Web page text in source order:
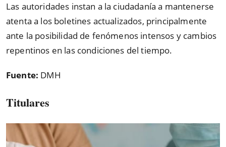
Las autoridades instan a la ciudadanía a mantenerse
atenta a los boletines actualizados, principalmente
ante la posibilidad de fenómenos intensos y cambios
repentinos en las condiciones del tiempo.
Fuente: DMH
Titulares